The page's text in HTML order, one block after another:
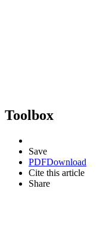
Toolbox
Save
PDFDownload
Cite this article
Share